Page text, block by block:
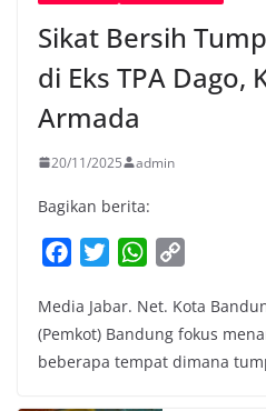
Sikat Bersih
di Eks TPA Dago,
Armada
20/11/2025 admin
Bagikan berita:
c
e
b
i
t
t
W
a
t
s
p
y
L
Media Jabar. Net. Kota
(Pemkot) Bandung fokus
beberapa tempat dimana